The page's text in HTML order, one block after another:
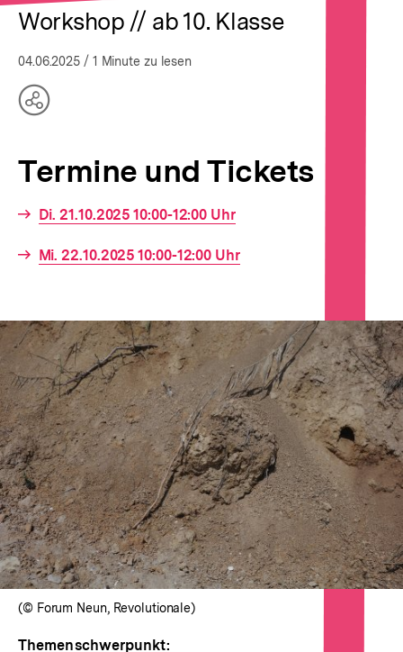
Workshop // ab 10. Klasse
04.06.2025 / 1 Minute zu lesen
Teilen
Termine und Tickets
Interner
Di. 21.10.2025 10:00-12:00 Uhr
Interner
Mi. 22.10.2025 10:00-12:00 Uhr
In
Lightbox
öffnen
(© Forum Neun, Revolutionale)
Themenschwerpunkt: